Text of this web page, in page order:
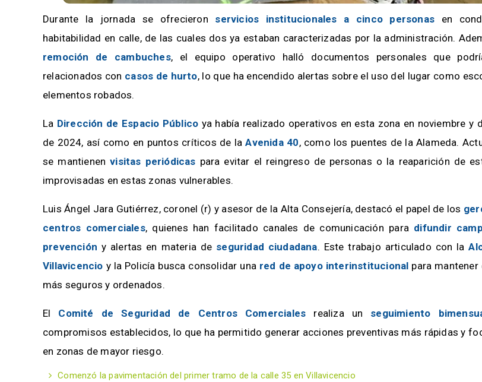
Durante la jornada se ofrecieron servicios institucionales a cinco personas en
habitabilidad en calle, de las cuales dos ya estaban caracterizadas por la administración.
remoción de cambuches, el equipo operativo halló documentos personales que
relacionados con casos de hurto, lo que ha encendido alertas sobre el uso del lugar como
elementos robados.
La Dirección de Espacio Público ya había realizado operativos en esta zona en noviembre y
de 2024, así como en puntos críticos de laAvenida 40, como los puentes de la Alameda.
se mantienen visitas periódicas para evitar el reingreso de personas o la reaparición de
improvisadas en estas zonas vulnerables.
Luis Ángel Jara Gutiérrez, coronel (r) y asesor de la Alta Consejería, destacó el papel de los
centros comerciales, quienes han facilitado canales de comunicación para difundir
prevención y alertas en materia de seguridad ciudadana. Este trabajo articulado con la
Villavicencio y la Policía busca consolidar una red de apoyo interinstitucional para mantener
más seguros y ordenados.
El Comité de Seguridad de Centros Comerciales realiza un seguimiento
compromisos establecidos, lo que ha permitido generar acciones preventivas más rápidas y
en zonas de mayor riesgo.
Comenzó la pavimentación del primer tramo de la calle 35 en Villavicencio